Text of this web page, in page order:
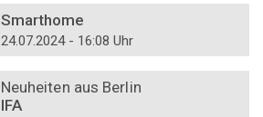
Smarthome
24.07.2024 - 16:08 Uhr
Neuheiten aus Berlin
IFA